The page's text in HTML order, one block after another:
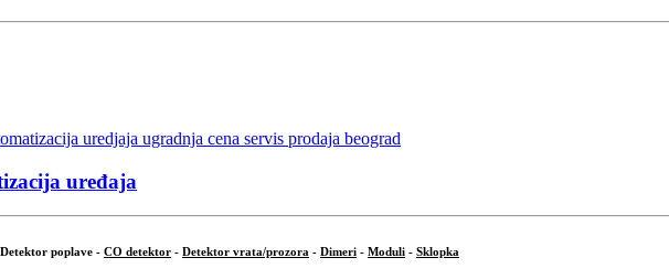
uređaja
poplave - CO detektor - Detektor vrata/prozora - Dimeri - Moduli - Sklopka